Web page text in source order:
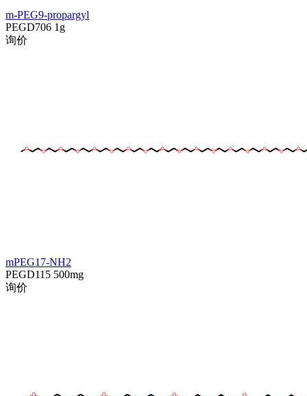
m-PEG9-propargyl
PEGD706 1g
询价
mPEG17-NH2
PEGD115 500mg
询价